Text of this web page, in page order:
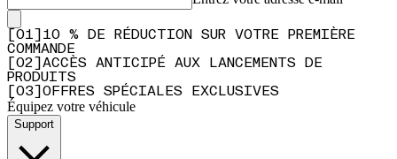
[01] 10 % DE RÉDUCTION SUR VOTRE PREMIÈRE
COMMANDE
[02] ACCÈS ANTICIPÉ AUX LANCEMENTS DE
PRODUITS
[03] OFFRES SPÉCIALES EXCLUSIVES
Équipez votre véhicule
Support